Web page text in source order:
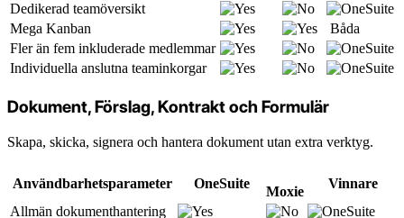
Dedikerad teamöversikt
Mega Kanban
Båda
Fler än fem inkluderade medlemmar
Individuella anslutna teaminkorgar
Dokument, Förslag, Kontrakt och Formulär
Skapa, skicka, signera och hantera dokument utan extra verktyg.
Användbarhetsparameter OneSuite
Moxie
Vinnare
Allmän dokumenthantering